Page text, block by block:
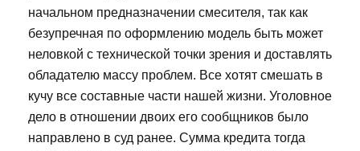
начальном предназначении смесителя, так как
безупречная по оформлению модель быть может
неловкой с технической точки зрения и доставлять
обладателю массу проблем. Все хотят смешать в
кучу все составные части нашей жизни. Уголовное
дело в отношении двоих его сообщников было
направлено в суд ранее. Сумма кредита тогда